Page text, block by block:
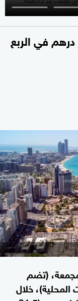
فائضا بـ 23 مليار درهم في الربع
(تضم
المحلية)، خلال